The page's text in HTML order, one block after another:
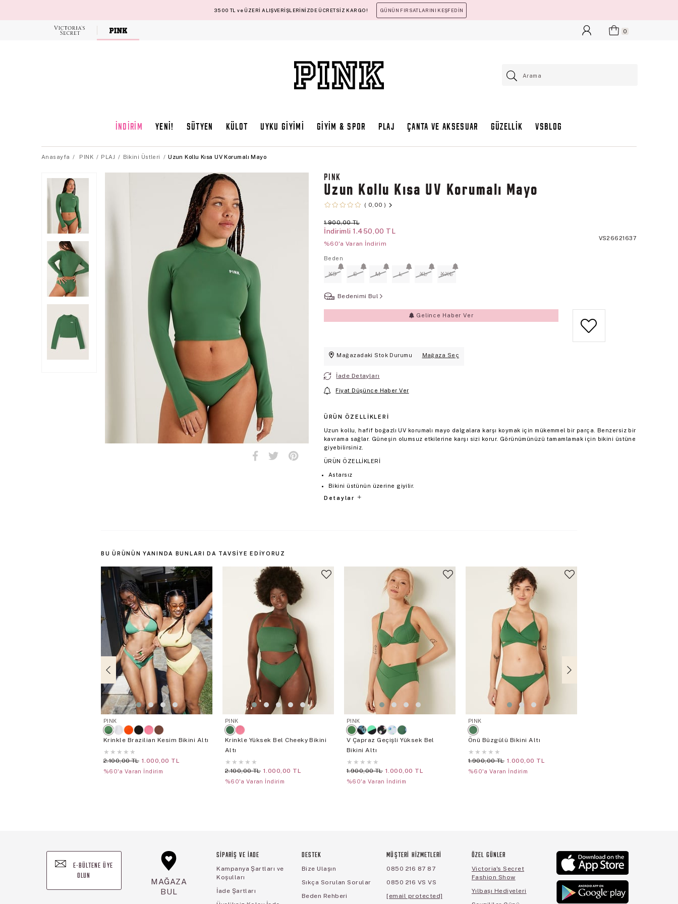
3500 TL ve ÜZERİ ALIŞVERİŞLERİNİZDE ÜCRETSİZ KARGO! GÜNÜN FIRSATLARINI KEŞFEDİN
Victoria's
0
İNDİRİM YENİ! SÜTYEN KÜLOT UYKU GİYİMİ GİYİM & SPOR PLAJ ÇANTA VE AKSESUAR GÜZELLİK VSBLOG
Anasayfa PINK PLAJ Bikini Üstleri Uzun Kollu Kısa UV Korumalı Mayo
PINK
Uzun Kollu Kısa UV Korumalı Mayo
0,00
1.900,00 TL
İndirimli 1.450,00 TL
%60'a Varan İndirim
VS26621637
Beden
XS S M L XL XXL
Bedenimi Bul
Gelince Haber Ver
Mağazadaki Stok Durumu Mağaza Seç
İade Detayları
Fiyat Düşünce Haber Ver
ÜRÜN ÖZELLIKLERI
Uzun kollu, hafif boğazlı UV korumalı mayo dalgalara karşı koymak için mükemmel bir parça. Benzersiz bir
kavrama sağlar. Güneşin olumsuz etkilerine karşı sizi korur. Görünümünüzü tamamlamak için bikini üstüne
giyebilirsiniz.
ÜRÜN ÖZELLİKLERİ
Astarsız
Bikini üstünün üzerine giyilir.
Detaylar
BU ÜRÜNÜN YANINDA BUNLARI DA TAVSIYE EDIYORUZ
PINK
Krinkle Brazilian Kesim Bikini Altı
★ ★ ★ ★ ★
2.100,00 TL 1.000,00 TL
%60'a Varan İndirim
PINK
Krinkle Yüksek Bel Cheeky Bikini
Altı
★ ★ ★ ★ ★
2.100,00 TL 1.000,00 TL
%60'a Varan İndirim
PINK
V Çapraz Geçişli Yüksek Bel
Bikini Altı
★ ★ ★ ★ ★
1.900,00 TL 1.000,00 TL
%60'a Varan İndirim
PINK
Önü Büzgülü Bikini Altı
★ ★ ★ ★ ★
1.900,00 TL 1.000,00 TL
%60'a Varan İndirim
E-BÜLTENE ÜYE
OLUN
MAĞAZA
BUL
SİPARİŞ VE İADE
Kampanya Şartları ve
Koşulları
İade Şartları
DESTEK
Bize Ulaşın
Sıkça Sorulan Sorular
Beden Rehberi
MÜŞTERİ HİZMETLERİ
0850 216 87 87
0850 216 VS VS
[email protected]
ÖZEL GÜNLER
Victoria's Secret
Fashion Show
Yılbaşı Hediyeleri